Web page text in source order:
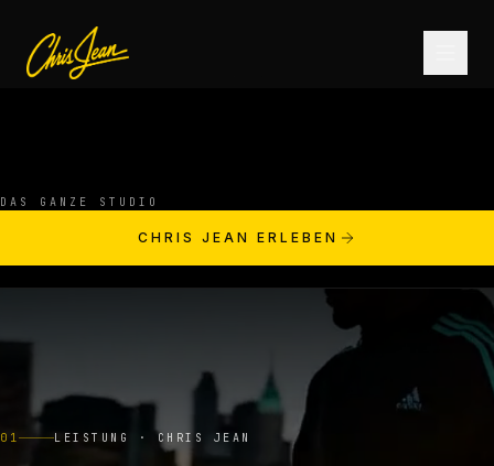
DAS GANZE STUDIO
CHRIS JEAN ERLEBEN
01 LEISTUNG · CHRIS JEAN